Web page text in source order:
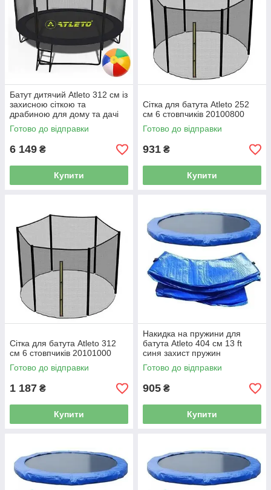
Батут дитячий Atleto 312 см із
захисною сіткою та
драбиною для дому та дачі
42400583
Готово до відправки
6 149 ₴
Купити
Сітка для батута Atleto 252
см 6 стовпчиків 20100800
Готово до відправки
931 ₴
Купити
Сітка для батута Atleto 312
см 6 стовпчиків 20101000
Готово до відправки
1 187 ₴
Купити
Накидка на пружини для
батута Atleto 404 см 13 ft
синя захист пружин
20121901
Готово до відправки
905 ₴
Купити